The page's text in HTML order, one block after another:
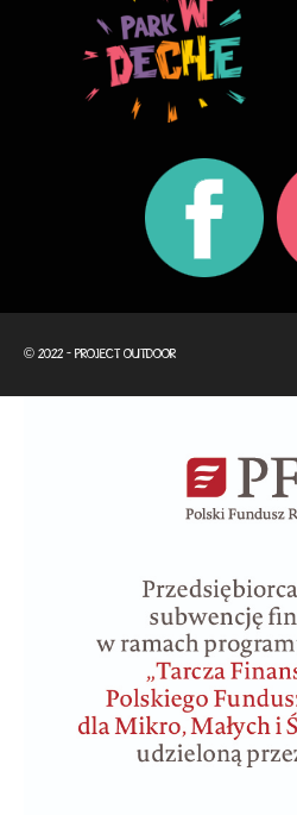
© 2022 - PROJECT OUTDOOR